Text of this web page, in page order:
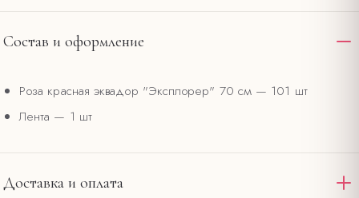
Состав и оформление
Роза красная эквадор "Эксплорер" 70 см — 101 шт
Лента — 1 шт
Доставка и оплата